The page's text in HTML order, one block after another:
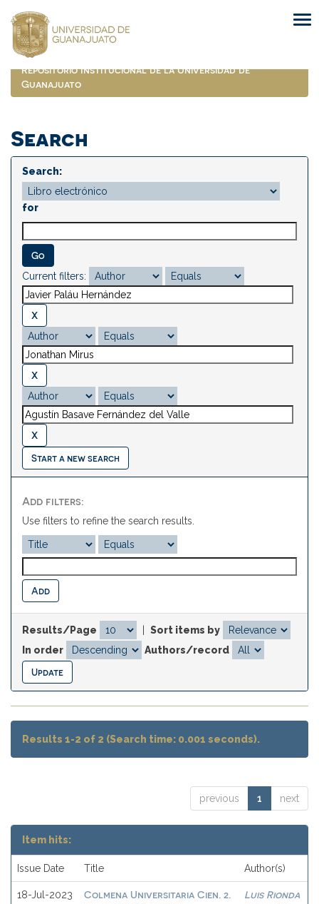
navigation
Repositorio Institucional de la Universidad de
Guanajuato
Search
Search:
for
Current filters:
Start a new search
Add filters:
Use filters to refine the search results.
Results/Page
Sort items by
In order
Authors/record
Results 1-2 of 2 (Search time: 0.001 seconds).
previous 1 next
Item hits:
Issue Date Title Author(s)
18-Jul-2023
Colmena Universitaria Cien. 2.
Luis Rionda